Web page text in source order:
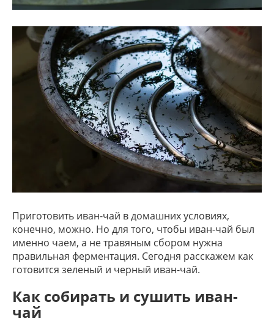
Приготовить иван-чай в домашних условиях,
конечно, можно. Но для того, чтобы иван-чай был
именно чаем, а не травяным сбором нужна
правильная ферментация. Сегодня расскажем как
готовится зеленый и черный иван-чай.
Как собирать и сушить иван-
чай